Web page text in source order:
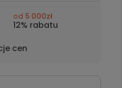
od 5 000zł
12% rabatu
cen